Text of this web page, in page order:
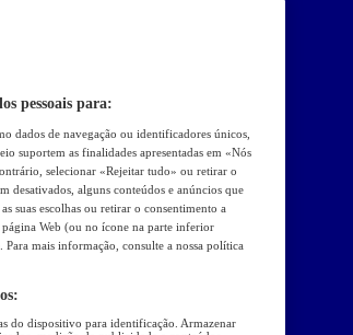
pessoais para:
dados de navegação ou identificadores únicos,
suportem as finalidades apresentadas em «Nós
selecionar «Rejeitar tudo» ou retirar o
desativados, alguns conteúdos e anúncios que
suas escolhas ou retirar o consentimento a
Web (ou no ícone na parte inferior
Para mais informação, consulte a nossa política
do dispositivo para identificação. Armazenar